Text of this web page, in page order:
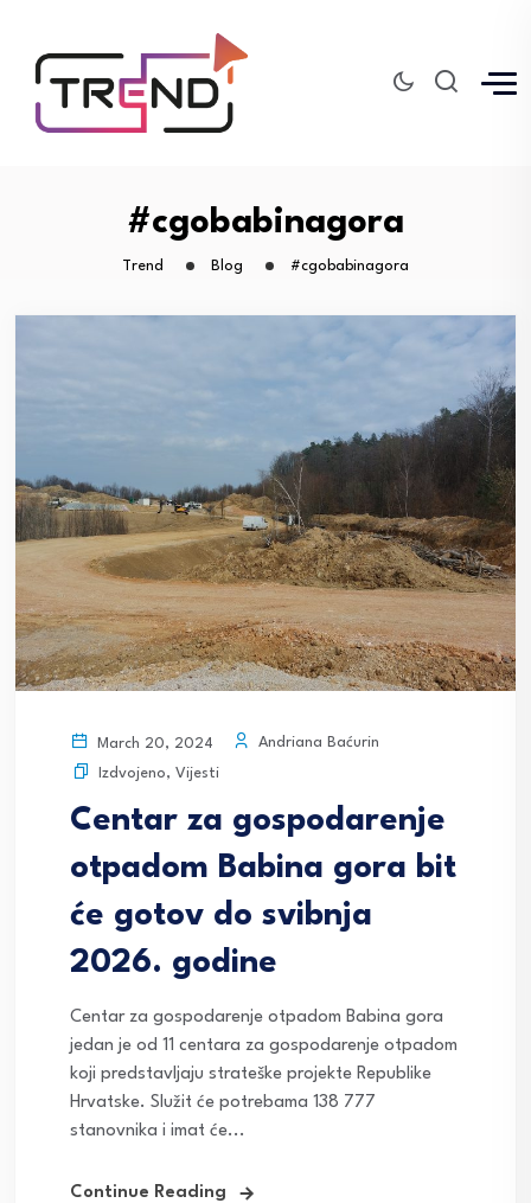
#cgobabinagora
Trend Blog #cgobabinagora
March 20, 2024
Andriana Baćurin
Izdvojeno, Vijesti
Centar za gospodarenje
otpadom Babina gora bit
će gotov do svibnja
2026. godine
Centar za gospodarenje otpadom Babina gora
jedan je od 11 centara za gospodarenje otpadom
koji predstavljaju strateške projekte Republike
Hrvatske. Služit će potrebama 138 777
stanovnika i imat će...
Continue Reading